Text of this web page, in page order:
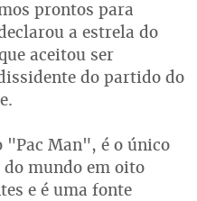
prontos para
a estrela do
aceitou ser
do partido do
"Pac Man", é o único
do mundo em oito
e é uma fonte